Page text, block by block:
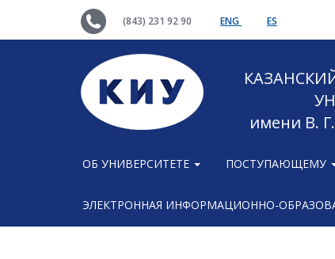
(843) 231 92 90 ENG ES
имени В.
ОБ УНИВЕРСИТЕТЕ ПОСТУПАЮЩЕМУ
ЭЛЕКТРОННАЯ ИНФОРМАЦИОННО-